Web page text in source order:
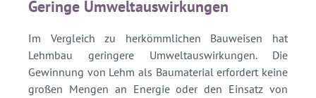
Geringe Umweltauswirkungen
Im Vergleich zu herkömmlichen Bauweisen hat
Lehmbau geringere Umweltauswirkungen. Die
Gewinnung von Lehm als Baumaterial erfordert keine
großen Mengen an Energie oder den Einsatz von